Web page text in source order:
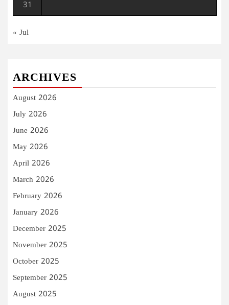
31
« Jul
ARCHIVES
August 2026
July 2026
June 2026
May 2026
April 2026
March 2026
February 2026
January 2026
December 2025
November 2025
October 2025
September 2025
August 2025